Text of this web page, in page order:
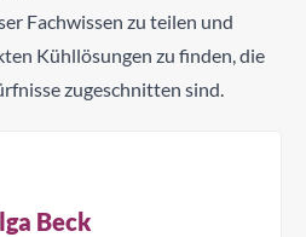
Fachwissen zu teilen und
Kühllösungen zu finden, die
zugeschnitten sind.
Beck